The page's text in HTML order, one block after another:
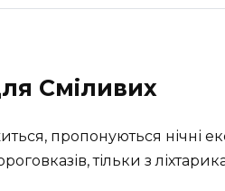
Сміливих
пропонуються нічні
тільки з